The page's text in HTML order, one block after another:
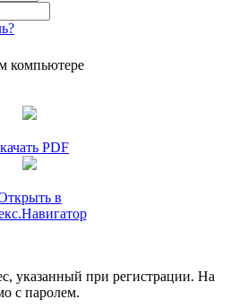
компьютере
PDF
в
указанный при регистрации. На
с паролем.